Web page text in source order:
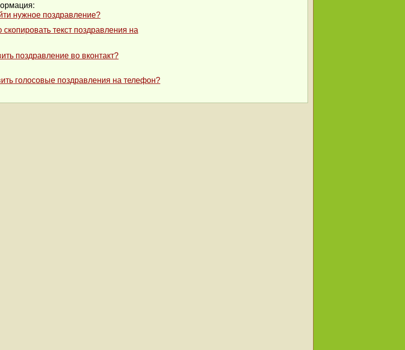
нужное поздравление?
скопировать текст поздравления на
поздравление во вконтакт?
голосовые поздравления на телефон?